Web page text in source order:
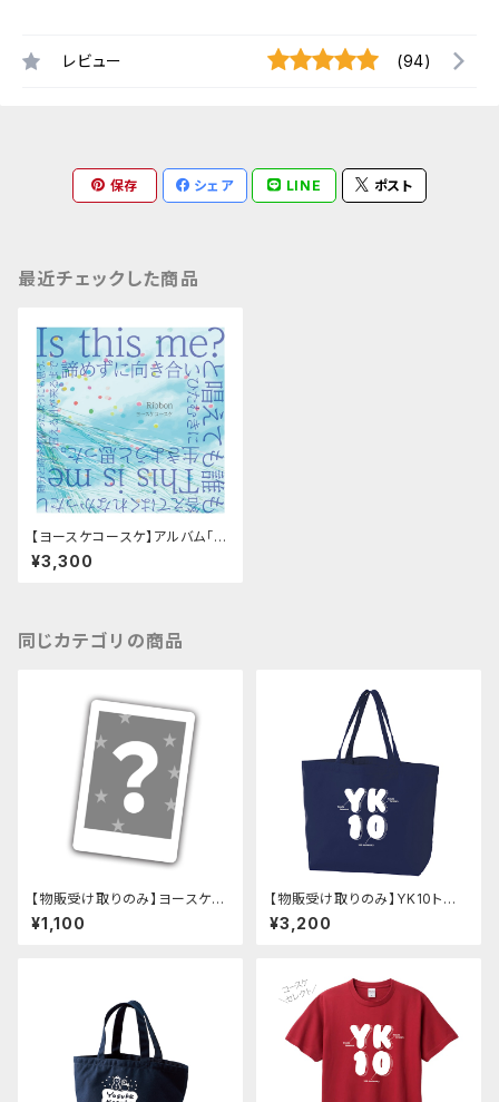
レビュー (94)
保存 シェア LINE ポスト
最近チェックした商品
【ヨースケコースケ】アルバム「Ri
bbon」
¥3,300
同じカテゴリの商品
【物販受け取りのみ】ヨースケコ
ースケ チェキ
¥1,100
【物販受け取りのみ】YK10トー
トバッグ（3色）
¥3,200